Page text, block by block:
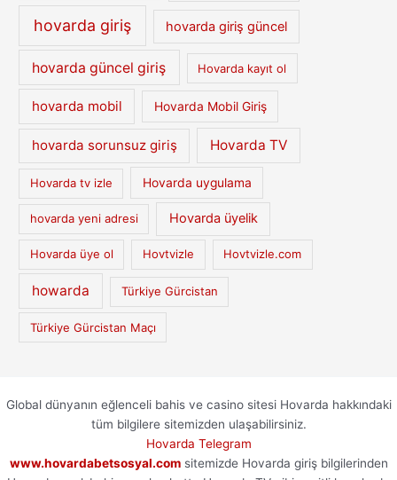
hovarda giriş hovarda giriş güncel
hovarda güncel giriş Hovarda kayıt ol
hovarda mobil Hovarda Mobil Giriş
hovarda sorunsuz giriş Hovarda TV
Hovarda tv izle Hovarda uygulama
hovarda yeni adresi Hovarda üyelik
Hovarda üye ol Hovtvizle Hovtvizle.com
howarda Türkiye Gürcistan
Türkiye Gürcistan Maçı
Global dünyanın eğlenceli bahis ve casino sitesi Hovarda hakkındaki
tüm bilgilere sitemizden ulaşabilirsiniz.
Hovarda Telegram
www.hovardabetsosyal.comsitemizde Hovarda giriş bilgilerinden